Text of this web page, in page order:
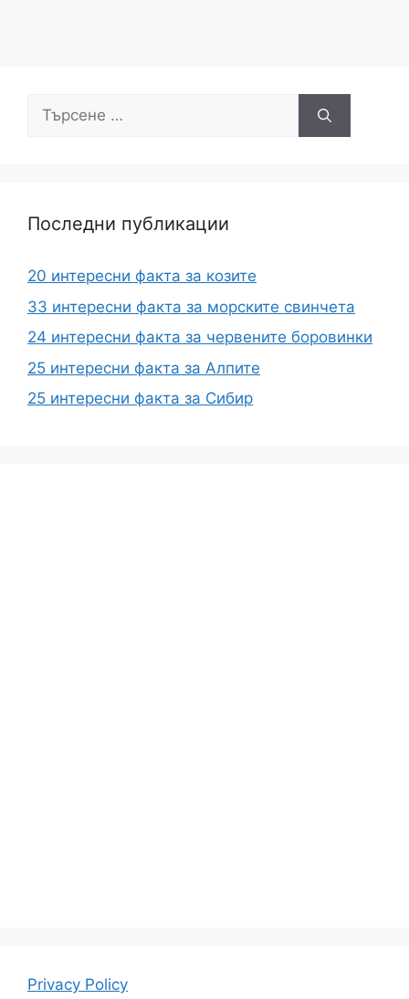
Търсене
Последни публикации
20 интересни факта за козите
33 интересни факта за морските свинчета
24 интересни факта за червените боровинки
25 интересни факта за Алпите
25 интересни факта за Сибир
Privacy Policy